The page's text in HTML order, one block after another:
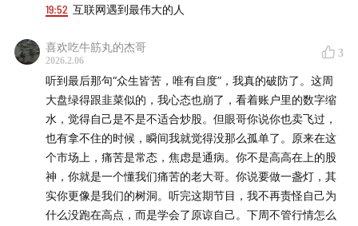
19:52 互联网遇到最伟大的人
喜欢吃牛筋丸的杰哥
2026.2.06
3
听到最后那句“众生皆苦，唯有自度”，我真的破防了。这周
大盘绿得跟韭菜似的，我心态也崩了，看着账户里的数字缩
水，觉得自己是不是不适合炒股。但眼哥你说你也卖飞过，
也有拿不住的时候，瞬间我就觉得没那么孤单了。原来在这
个市场上，痛苦是常态，焦虑是通病。你不是高高在上的股
神，你就是一个懂我们痛苦的老大哥。你说要做一盏灯，其
实你更像是我们的树洞。听完这期节目，我不再责怪自己为
什么没跑在高点，而是学会了原谅自己。下周不管行情怎么